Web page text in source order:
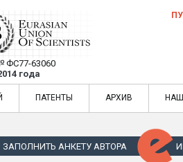
— публикация
журнале
ФС77-63060
года
научных статей в ежемесячном
ПАТЕНТЫ АРХИВ
ЗАПОЛНИТЬ АНКЕТУ АВТОРА